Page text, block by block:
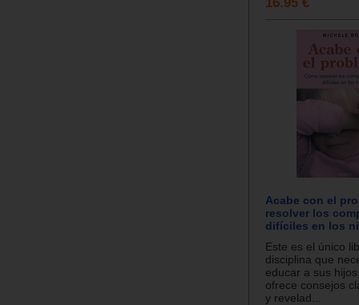
Acabe con el
resolver los
difíciles en los
Este es el único
disciplina que
educar a sus
ofrece consejos
y revelad...